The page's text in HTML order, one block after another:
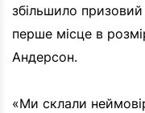
збільшило
перше місце в
Андерсон.
«Ми склали